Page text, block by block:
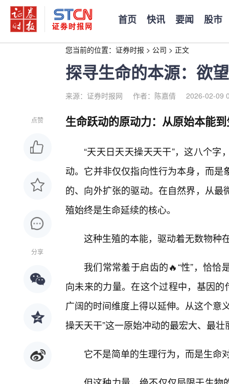
首页 快讯 要闻 股市
您当前的位置： 证券时报 > 公司 > 正文
探寻生命的本源：欲
来源：证券时报网 作者：陈嘉倩 2026-02-09
点赞
分享
生命跃动的原动力：从原始本能
“天天日天天操天天干”，这八个
动。它并非仅仅指向性行为本身，而
的、向外扩张的驱动。在自然界，从
殖始终是生命延续的核心。
这种生殖的本能，驱动着无数物种
我们常常羞于启齿的🔥“性”，恰
向未来的力量。在这个过程中，基因
广阔的时间维度上得以延伸。从这个意
操天天干”这一原始冲动的最宏大、最壮
它不是简单的生理行为，而是生命